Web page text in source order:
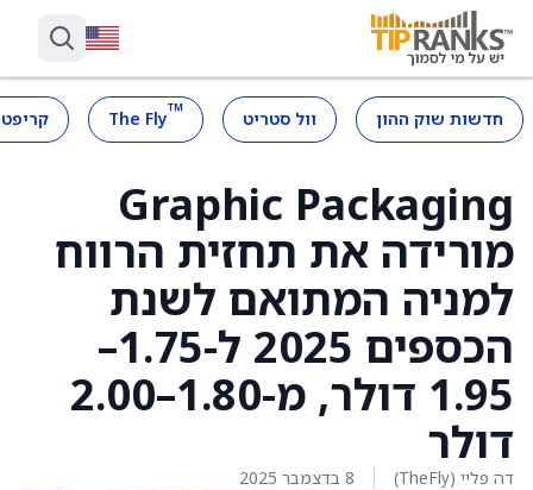
חדשות שוק ההון וול סטריט ™
The Fly
Graphic Packaging
מורידה את תחזית הרווח
למניה המתואם לשנת
הכספים 2025 ל-1.75–
1.95 דולר, מ-1.80–2.00
דולר
דה פליי (TheFly) 8 בדצמבר 2025